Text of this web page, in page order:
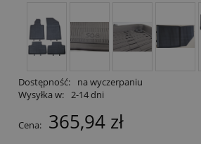
Dostępność:
na wyczerpaniu
Wysyłka w: 2-14 dni
Cena: 365,94 zł